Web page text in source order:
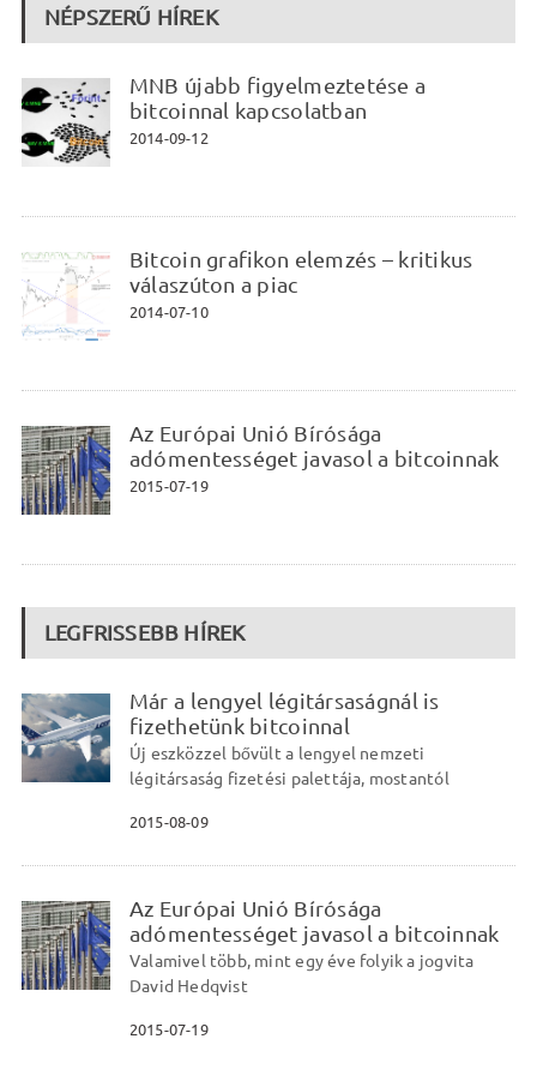
NÉPSZERŰ HÍREK
MNB újabb figyelmeztetése a
bitcoinnal kapcsolatban
2014-09-12
Bitcoin grafikon elemzés – kritikus
válaszúton a piac
2014-07-10
Az Európai Unió Bírósága
adómentességet javasol a bitcoinnak
2015-07-19
LEGFRISSEBB HÍREK
Már a lengyel légitársaságnál is
fizethetünk bitcoinnal
Új eszközzel bővült a lengyel nemzeti
légitársaság fizetési palettája, mostantól
2015-08-09
Az Európai Unió Bírósága
adómentességet javasol a bitcoinnak
Valamivel több, mint egy éve folyik a jogvita
David Hedqvist
2015-07-19